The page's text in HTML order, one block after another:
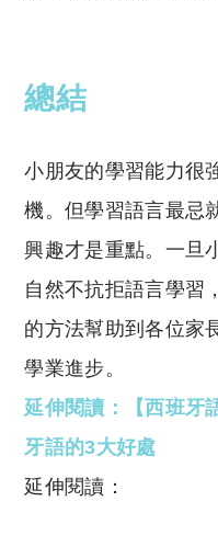
總結
小朋友的學習能力很
機。但學習語言最忌
興趣才是重點。一旦
自然不抗拒語言學習
的方法幫助到各位家
學業進步。
延伸閱讀：【西班牙
牙語的3大好處
延伸閱讀：